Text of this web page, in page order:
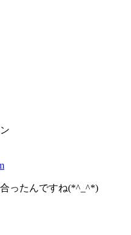
ったんですね(*^_^*)